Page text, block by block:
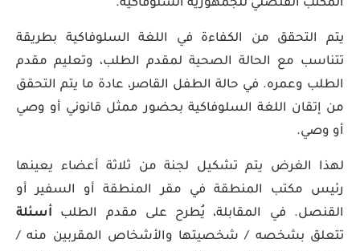
المكتب القنصلي للجمهورية السلوفاكية.
يتم التحقق من الكفاءة في اللغة السلوفاكية بطريقة
تتناسب مع الحالة الصحية لمقدم الطلب، وتعليم مقدم
الطلب وعمره. في حالة الطفل القاصر، عادة ما يتم التحقق
من إتقان اللغة السلوفاكية بحضور ممثل قانوني أو وصي
أو وصي.
لهذا الغرض يتم تشكيل لجنة من ثلاثة أعضاء يعينها
رئيس مكتب المنطقة في مقر المنطقة أو السفير أو
القنصل. في المقابلة، يُطرح على مقدم الطلب أسئلة
تتعلق بشخصه / شخصيتها والأشخاص المقربين منه /